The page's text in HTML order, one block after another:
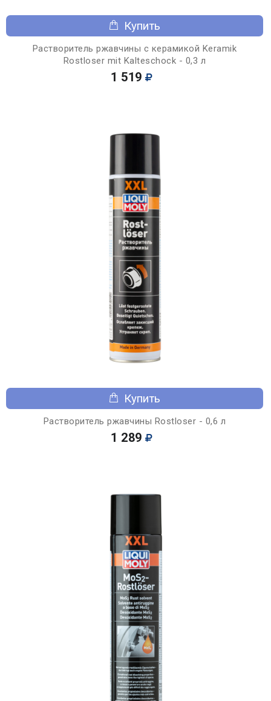
Купить
Растворитель ржавчины с керамикой Keramik
Rostloser mit Kalteschock - 0,3 л
1 519
Купить
Растворитель ржавчины Rostloser - 0,6 л
1 289